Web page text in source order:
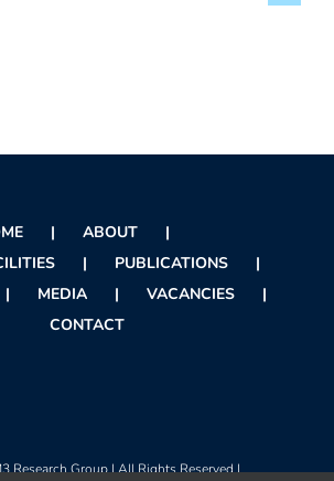
ABOUT
PUBLICATIONS
MEDIA
VACANCIES
CONTACT
Research Group | All Rights Reserved |